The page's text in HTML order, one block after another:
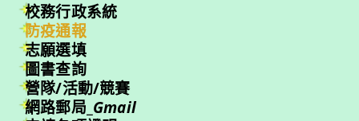
校務行政系統
防疫通報
志願選填
圖書查詢
營隊/活動/競賽
網路郵局_ Gmail